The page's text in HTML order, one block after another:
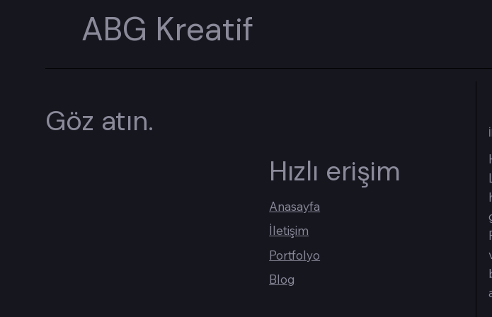
ABG Kreatif
Göz atın.
Anasayfa
İletişim
Blog
Portfolyo
Hızlı erişim